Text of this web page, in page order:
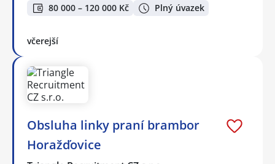
80 000 – 120 000 Kč Plný úvazek
včerejší
Obsluha linky praní brambor
Horažďovice